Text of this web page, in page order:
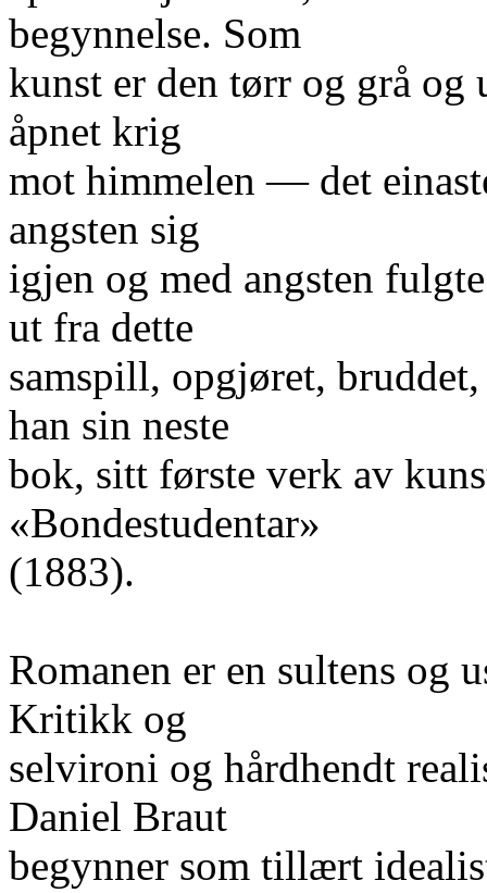
begynnelse. Som
kunst er den tørr og grå
åpnet krig
mot himmelen — det
angsten sig
igjen og med angsten
ut fra dette
samspill, opgjøret,
han sin neste
bok, sitt første verk av
«Bondestudentar»
(1883).
Romanen er en sultens og
Kritikk og
selvironi og hårdhendt
Daniel Braut
begynner som tillært